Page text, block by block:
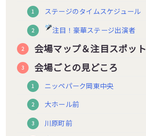
ステージのタイムスケジュール
注目！豪華ステージ出演者
会場マップ＆注目スポット
会場ごとの見どころ
ニッペパーク岡東中央
大ホール前
川原町前